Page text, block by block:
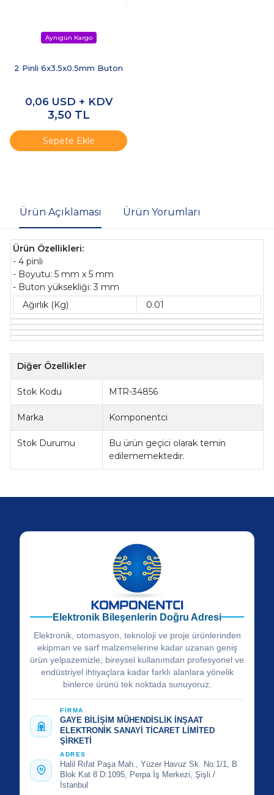
2 Pinli 6x3.5x0.5mm Buton
0,06 USD + KDV
3,50 TL
Sepete Ekle
Ürün Açıklaması Ürün Yorumları
Ürün Özellikleri:
- 4 pinli
- Boyutu: 5 mm x 5 mm
- Buton yüksekliği: 3 mm
Ağırlık (Kg)
0.01
Diğer Özellikler
Stok Kodu MTR-34856
Marka Komponentci
Stok Durumu
Bu ürün geçici olarak temin
edilememektedir.
Elektronik Bileşenlerin Doğru Adresi
Elektronik, otomasyon, teknoloji ve proje ürünlerinden
ekipman ve sarf malzemelerine kadar uzanan geniş
ürün yelpazemizle; bireysel kullanımdan profesyonel ve
endüstriyel ihtiyaçlara kadar farklı alanlara yönelik
binlerce ürünü tek noktada sunuyoruz.
FİRMA
GAYE BİLİŞİM MÜHENDİSLİK İNŞAAT
ELEKTRONİK SANAYİ TİCARET LİMİTED
ŞİRKETİ
ADRES
Halil Rıfat Paşa Mah., Yüzer Havuz Sk. No:1/1, B
Blok Kat 8 D:1095, Perpa İş Merkezi, Şişli /
İstanbul